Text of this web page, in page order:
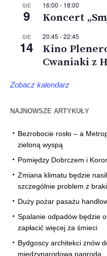
SIE
9
16:00 - 18:00
Koncert
SIE
14
20:45 -22:45
Kino
Cwaniaki z
Zobacz kalendarz
NAJNOWSZE ARTYKUŁY
Bezrobocie rosło – a
zieloną wyspą
Pomiędzy Dobrczem i
Zmiana klimatu będzie
szczególnie problem z
Duży pożar pasażu
Spalanie odpadów będzie
zapłacić więcej za śmieci
Bydgoscy architekci znów
międzynarodowa nagroda